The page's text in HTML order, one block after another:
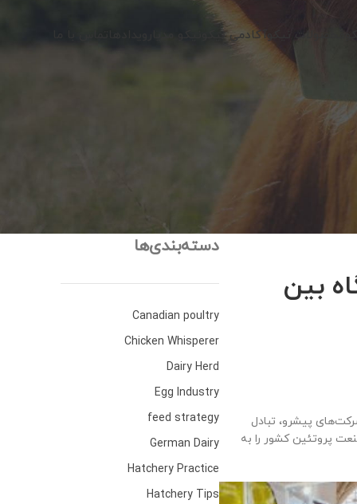
محصولات نیکوآکادمی نیکو
بین
تصاویر، مستندی از حضور فعال شرکت‌های پیشرو، تبادل
پروتئین کشور را به
دسته‌بندی‌ها
Canadian poultry
Chicken Whisperer
Dairy Herd
Egg Industry
feed strategy
German Dairy
Hatchery Practice
Hatchery Tips